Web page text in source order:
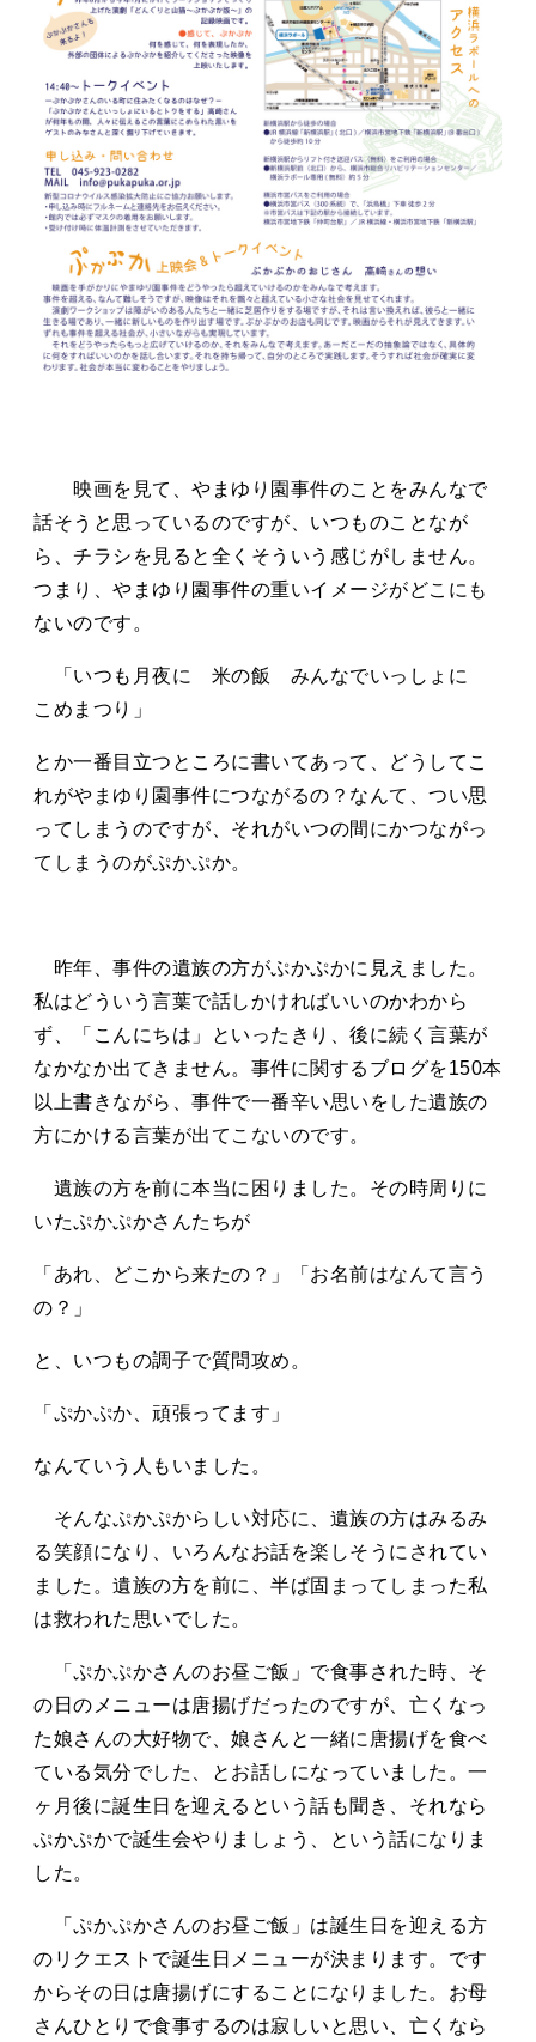
映画を見て、やまゆり園事件のことをみんなで
話そうと思っているのですが、いつものことなが
ら、チラシを見ると全くそういう感じがしません。
つまり、やまゆり園事件の重いイメージがどこにも
ないのです。
「いつも月夜に 米の飯 みんなでいっしょに
こめまつり」
とか一番目立つところに書いてあって、どうしてこ
れがやまゆり園事件につながるの？なんて、つい思
ってしまうのですが、それがいつの間にかつながっ
てしまうのがぷかぷか。
昨年、事件の遺族の方がぷかぷかに見えました。
私はどういう言葉で話しかければいいのかわから
ず、「こんにちは」といったきり、後に続く言葉が
なかなか出てきません。事件に関するブログを150本
以上書きながら、事件で一番辛い思いをした遺族の
方にかける言葉が出てこないのです。
遺族の方を前に本当に困りました。その時周りに
いたぷかぷかさんたちが
「あれ、どこから来たの？」「お名前はなんて言う
の？」
と、いつもの調子で質問攻め。
「ぷかぷか、頑張ってます」
なんていう人もいました。
そんなぷかぷからしい対応に、遺族の方はみるみ
る笑顔になり、いろんなお話を楽しそうにされてい
ました。遺族の方を前に、半ば固まってしまった私
は救われた思いでした。
「ぷかぷかさんのお昼ご飯」で食事された時、そ
の日のメニューは唐揚げだったのですが、亡くなっ
た娘さんの大好物で、娘さんと一緒に唐揚げを食べ
ている気分でした、とお話しになっていました。一
ヶ月後に誕生日を迎えるという話も聞き、それなら
ぷかぷかで誕生会やりましょう、という話になりま
した。
「ぷかぷかさんのお昼ご飯」は誕生日を迎える方
のリクエストで誕生日メニューが決まります。です
からその日は唐揚げにすることになりました。お母
さんひとりで食事するのは寂しいと思い、亡くなら